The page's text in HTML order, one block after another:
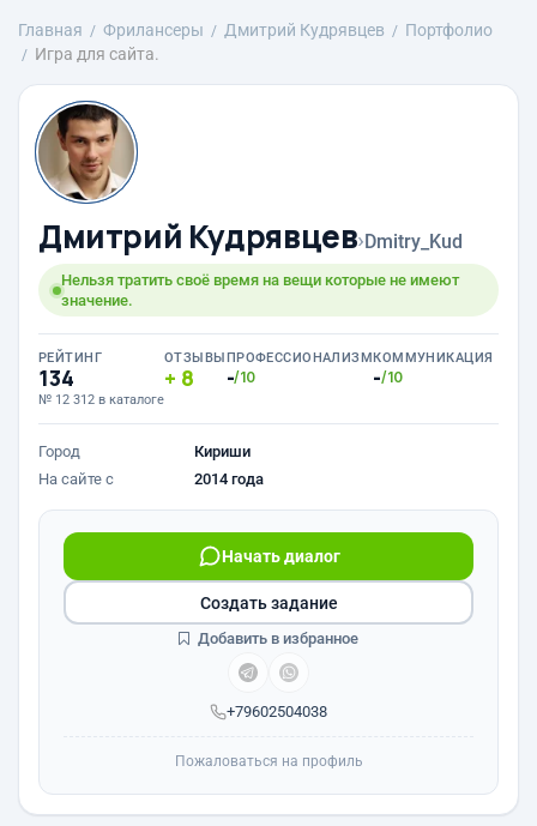
Главная Фрилансеры Дмитрий Кудрявцев
Портфолио
Игра для сайта.
Дмитрий Кудрявцев›Dmitry_Kud
Нельзя тратить своё время на вещи которые не имеют
значение.
РЕЙТИНГ
134
№ 12 312 в каталоге
ОТЗЫВЫ
8
ПРОФЕССИОНАЛИЗМ
-/10
КОММУНИКАЦИЯ
-/10
Город
Кириши
На сайте с
2014 года
+79602504038
Начать диалог
Создать задание
Добавить в избранное
Пожаловаться на профиль